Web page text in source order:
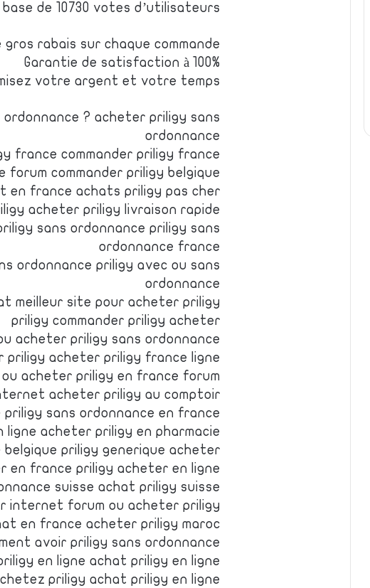
de 10730 votes d’utilisateurs
rabais sur chaque commande
Garantie de satisfaction à 100%
votre argent et votre temps
? acheter priligy sans
ordonnance
france commander priligy france
commander priligy belgique
en france achats priligy pas cher
acheter priligy livraison rapide
sans ordonnance priligy sans
ordonnance france
ordonnance priligy avec ou sans
ordonnance
meilleur site pour acheter priligy
priligy commander priligy acheter
acheter priligy sans ordonnance
priligy acheter priligy france ligne
acheter priligy en france forum
acheter priligy au comptoir
sans ordonnance en france
ligne acheter priligy en pharmacie
priligy generique acheter
en france priligy acheter en ligne
suisse achat priligy suisse
internet forum ou acheter priligy
en france acheter priligy maroc
avoir priligy sans ordonnance ?
en ligne achat priligy en ligne
priligy achat priligy en ligne